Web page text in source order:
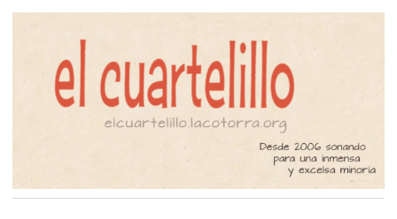
El Cuartelillo
Programa de radio de música
independiente. Podcast